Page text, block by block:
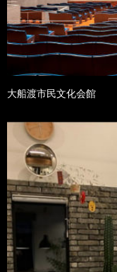
大船渡市民文化会館